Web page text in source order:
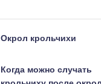
Окрол крольчихи
Когда можно случать